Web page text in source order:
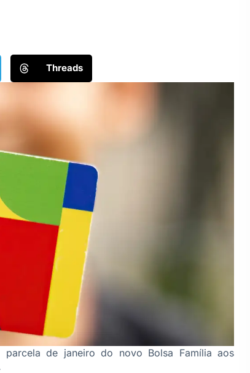
Threads
de janeiro do novo Bolsa Família aos